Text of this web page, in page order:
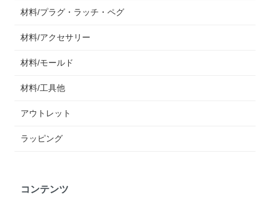
材料/プラグ・ラッチ・ペグ
材料/アクセサリー
材料/モールド
材料/工具他
アウトレット
ラッピング
コンテンツ